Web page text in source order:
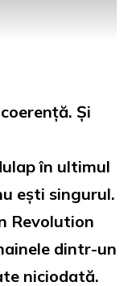
Și
în ultimul
ești singurul.
Revolution
dintr-un
niciodată.